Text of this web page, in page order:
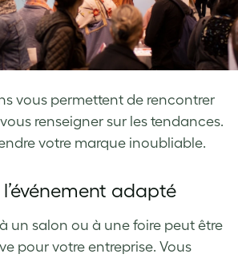
vous permettent de rencontrer
renseigner sur les tendances.
votre marque inoubliable.
l’événement adapté
un salon ou à une foire peut être
pour votre entreprise. Vous